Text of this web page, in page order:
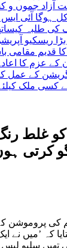
جموں و کشمیر
آئی ایس پی
طلبہ کیساتھ
نائجیریا کی
مقامی
کا اعادہ
کے عمل کا
کیلئے
غلط
کرتی
کی پروموشن
کہ ’میں نے
تھیں سلیو لیس